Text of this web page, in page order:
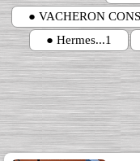
● VACHERON
● Hermes...1